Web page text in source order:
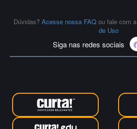
Dúvidas? Acesse nossa FAQ ou fale com a
de Uso
Siga nas redes sociais